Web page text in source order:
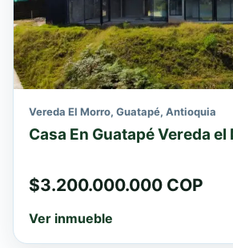
Vereda El Morro, Guatapé, Antioquia
Casa En Guatapé Vereda el
$3.200.000.000 COP
Ver inmueble